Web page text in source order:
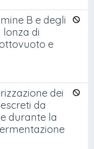
B e degli
lonza di
e
dei
da
durante la